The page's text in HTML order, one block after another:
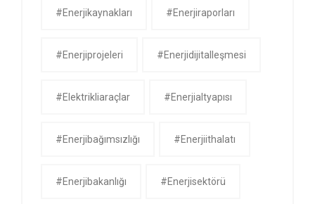
#enerjikaynakları #enerjiraporları
#enerjiprojeleri #enerjidijitalleşmesi
#elektrikliaraçlar #enerjialtyapısı
#enerjibağımsızlığı #enerjiithalatı
#enerjibakanlığı #enerjisektörü